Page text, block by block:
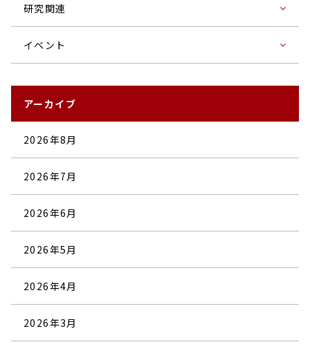
研究関連
イベント
アーカイブ
2026年8月
2026年7月
2026年6月
2026年5月
2026年4月
2026年3月